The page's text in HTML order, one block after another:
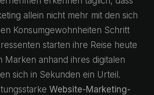
allein nicht mehr mit den sich
Konsumgewohnheiten Schritt
starten ihre Reise heute
Marken anhand ihres digitalen
sich in Sekunden ein Urteil.
Website-Marketing-